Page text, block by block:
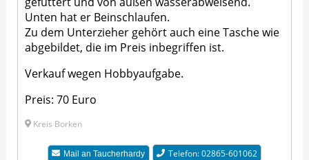
Unten hat er Beinschlaufen.
Zu dem Unterzieher gehört auch eine Tasche wie
abgebildet, die im Preis inbegriffen ist.
Verkauf wegen Hobbyaufgabe.
Preis: 70 Euro
Kreis Borken
Mail anTaucherhardy Telefon: 02865-601062